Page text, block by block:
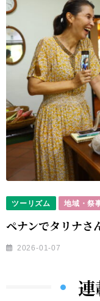
ツーリズム 地域・祭
ペナンでタリナさ
2026-01-07